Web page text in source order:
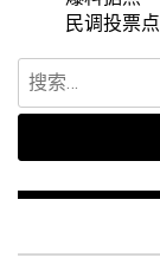
民调投票点
搜
索：